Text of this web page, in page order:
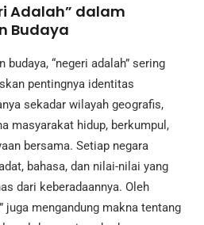
Adalah” dalam
Budaya
“negeri adalah” sering
pentingnya identitas
sekadar wilayah geografis,
masyarakat hidup, berkumpul,
bersama. Setiap negara
bahasa, dan nilai-nilai yang
dari keberadaannya. Oleh
juga mengandung makna tentang